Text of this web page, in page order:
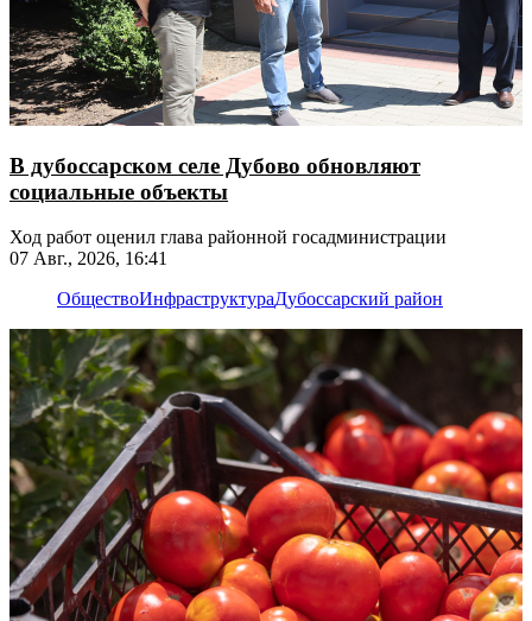
В дубоссарском селе Дубово обновляют
социальные объекты
Ход работ оценил глава районной госадминистрации
07 Авг., 2026, 16:41
ОбществоИнфраструктураДубоссарский район